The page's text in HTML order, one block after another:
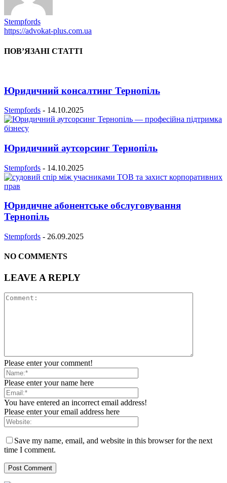
Stempfords
https://advokat-plus.com.ua
ПОВ’ЯЗАНІ СТАТТІ
Юридичний консалтинг Тернопіль
Stempfords - 14.10.2025
Юридичний аутсорсинг Тернопіль
Stempfords - 14.10.2025
Юридичне абонентське обслуговування
Тернопіль
Stempfords - 26.09.2025
NO COMMENTS
LEAVE A REPLY
Please enter your comment!
Please enter your name here
You have entered an incorrect email address!
Please enter your email address here
Save my name, email, and website in this browser for the next
time I comment.